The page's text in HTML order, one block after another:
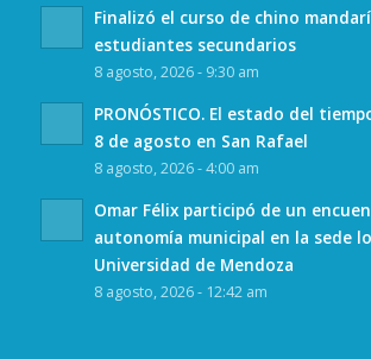
Finalizó el curso de chino
estudiantes secundarios
8 agosto, 2026 - 9:30 am
PRONÓSTICO. El estado del
8 de agosto en San Rafael
8 agosto, 2026 - 4:00 am
Omar Félix participó de un
autonomía municipal en la sede
Universidad de Mendoza
8 agosto, 2026 - 12:42 am